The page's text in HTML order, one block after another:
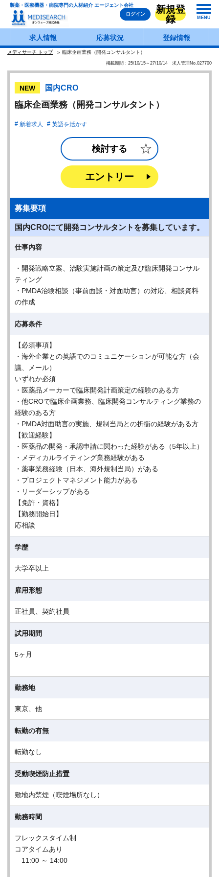
製薬・医療機器・病院専門の人材紹介 エージェント会社
ログイン
新規登
録
MENU
求人情報 応募状況 登録情報
メディサーチ トップ 臨床企画業務（開発コンサルタント）
掲載期間：25/10/15～27/10/14 求人管理No.027700
NEW 国内CRO
臨床企画業務（開発コンサルタント）
新着求人 英語を活かす
検討する
エントリー
募集要項
国内CROにて開発コンサルタントを募集しています。
仕事内容
・開発戦略立案、治験実施計画の策定及び臨床開発コンサル
ティング
・PMDA治験相談（事前面談・対面助言）の対応、相談資料
の作成
応募条件
【必須事項】
・海外企業との英語でのコミュニケーションが可能な方（会
議、メール）
いずれか必須
・医薬品メーカーで臨床開発計画策定の経験のある方
・他CROで臨床企画業務、臨床開発コンサルティング業務の
経験のある方
・PMDA対面助言の実施、規制当局との折衝の経験がある方
【歓迎経験】
・医薬品の開発・承認申請に関わった経験がある（5年以上）
・メディカルライティング業務経験がある
・薬事業務経験（日本、海外規制当局）がある
・プロジェクトマネジメント能力がある
・リーダーシップがある
【免許・資格】
【勤務開始日】
応相談
学歴
大学卒以上
雇用形態
正社員、契約社員
試用期間
5ヶ月
勤務地
東京、他
転勤の有無
転勤なし
受動喫煙防止措置
敷地内禁煙（喫煙場所なし）
勤務時間
フレックスタイム制
コアタイムあり
11:00 ～ 14:00